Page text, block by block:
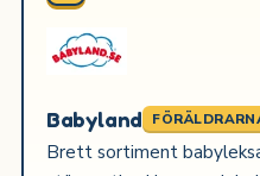
Babyland
Brett sortiment